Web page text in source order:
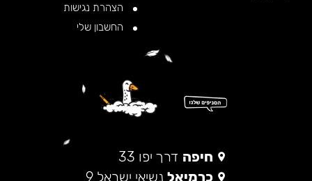
הצהרת נגישות
החשבון שלי
חיפה דרך יפו 33
כרמיאל נשיאי ישראל 9